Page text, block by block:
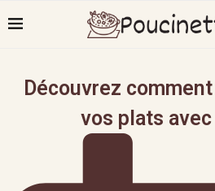
Découvrez
vos plats